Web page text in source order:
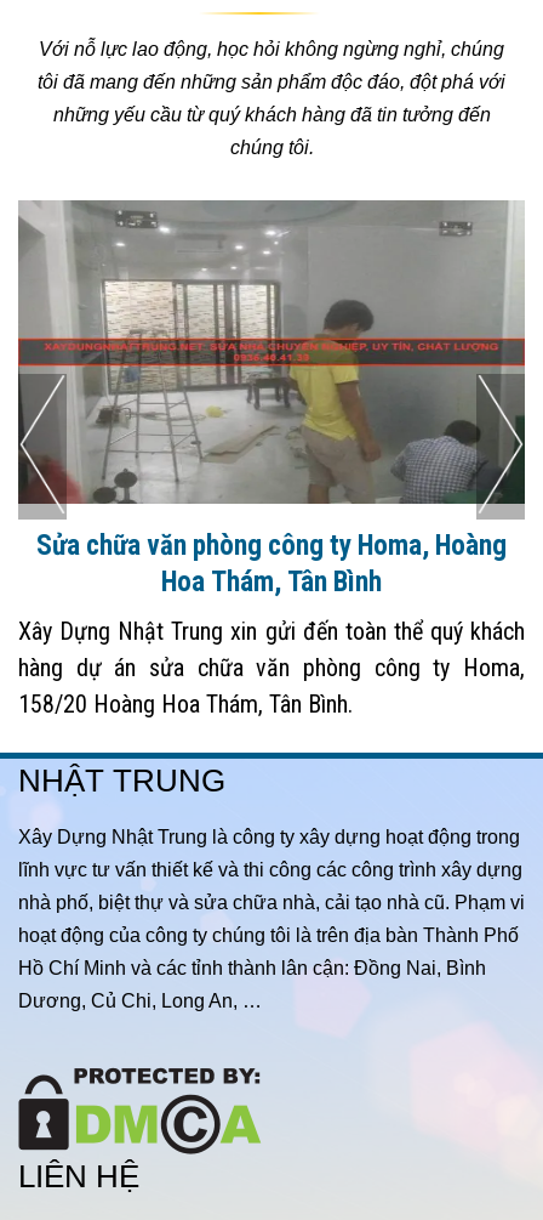
Với nỗ lực lao động, học hỏi không ngừng nghỉ, chúng
tôi đã mang đến những sản phẩm độc đáo, đột phá với
những yếu cầu từ quý khách hàng đã tin tưởng đến
chúng tôi.
Sửa chữa văn phòng công ty Homa, Hoàng
Hoa Thám, Tân Bình
Xây Dựng Nhật Trung xin gửi đến toàn thể quý khách
hàng dự án sửa chữa văn phòng công ty Homa,
158/20 Hoàng Hoa Thám, Tân Bình.
NHẬT TRUNG
Xây Dựng Nhật Trung là công ty xây dựng hoạt động trong
lĩnh vực tư vấn thiết kế và thi công các công trình xây dựng
nhà phố, biệt thự và sửa chữa nhà, cải tạo nhà cũ. Phạm vi
hoạt động của công ty chúng tôi là trên địa bàn Thành Phố
Hồ Chí Minh và các tỉnh thành lân cận: Đồng Nai, Bình
Dương, Củ Chi, Long An, …
LIÊN HỆ